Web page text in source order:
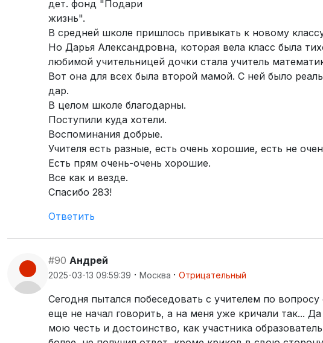
дет. фонд "Подари
жизнь".
В средней школе пришлось привыкать к новому
Но Дарья Александровна, которая вела класс была
любимой учительницей дочки стала учитель
Вот она для всех была второй мамой. С ней было
дар.
В целом школе благодарны.
Поступили куда хотели.
Воспоминания добрые.
Учителя есть разные, есть очень хорошие, есть не
Есть прям очень-очень хорошие.
Все как и везде.
Спасибо 283! ️
Ответить
#90 Андрей
2025-03-13 09:59:39 · Москва · Отрицательный
Сегодня пытался побеседовать с учителем по
еще не начал говорить, а на меня уже кричали так...
мою честь и достоинство, как участника